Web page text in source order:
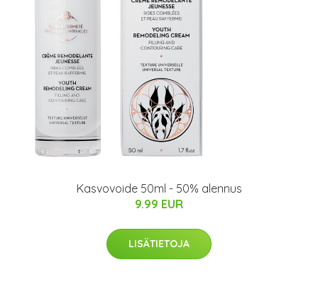
Kasvovoide 50ml - 50% alennus
9.99 EUR
LISÄTIETOJA